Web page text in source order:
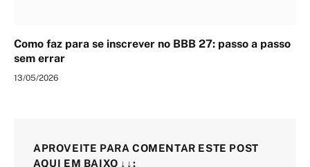
Como faz para se inscrever no BBB 27: passo a passo
sem errar
13/05/2026
APROVEITE PARA COMENTAR ESTE POST
AQUI EM BAIXO ↓↓: